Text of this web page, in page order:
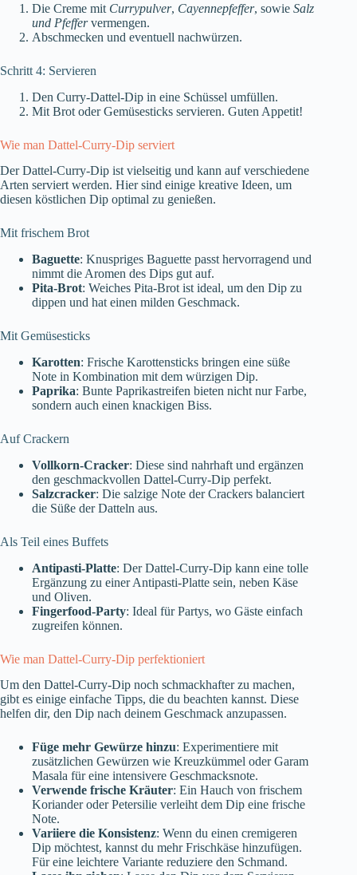
Die Creme mit Currypulver, Cayennepfeffer, sowie Salz
und Pfeffervermengen.
Abschmecken und eventuell nachwürzen.
Schritt 4: Servieren
Den Curry-Dattel-Dip in eine Schüssel umfüllen.
Mit Brot oder Gemüsesticks servieren. Guten Appetit!
Wie man Dattel-Curry-Dip serviert
Der Dattel-Curry-Dip ist vielseitig und kann auf verschiedene
Arten serviert werden. Hier sind einige kreative Ideen, um
diesen köstlichen Dip optimal zu genießen.
Mit frischem Brot
Baguette: Knuspriges Baguette passt hervorragend und
nimmt die Aromen des Dips gut auf.
Pita-Brot: Weiches Pita-Brot ist ideal, um den Dip zu
dippen und hat einen milden Geschmack.
Mit Gemüsesticks
Karotten: Frische Karottensticks bringen eine süße
Note in Kombination mit dem würzigen Dip.
Paprika: Bunte Paprikastreifen bieten nicht nur Farbe,
sondern auch einen knackigen Biss.
Auf Crackern
Vollkorn-Cracker: Diese sind nahrhaft und ergänzen
den geschmackvollen Dattel-Curry-Dip perfekt.
Salzcracker: Die salzige Note der Crackers balanciert
die Süße der Datteln aus.
Als Teil eines Buffets
Antipasti-Platte: Der Dattel-Curry-Dip kann eine tolle
Ergänzung zu einer Antipasti-Platte sein, neben Käse
und Oliven.
Fingerfood-Party: Ideal für Partys, wo Gäste einfach
zugreifen können.
Wie man Dattel-Curry-Dip perfektioniert
Um den Dattel-Curry-Dip noch schmackhafter zu machen,
gibt es einige einfache Tipps, die du beachten kannst. Diese
helfen dir, den Dip nach deinem Geschmack anzupassen.
Füge mehr Gewürze hinzu: Experimentiere mit
zusätzlichen Gewürzen wie Kreuzkümmel oder Garam
Masala für eine intensivere Geschmacksnote.
Verwende frische Kräuter: Ein Hauch von frischem
Koriander oder Petersilie verleiht dem Dip eine frische
Note.
Variiere die Konsistenz: Wenn du einen cremigeren
Dip möchtest, kannst du mehr Frischkäse hinzufügen.
Für eine leichtere Variante reduziere den Schmand.